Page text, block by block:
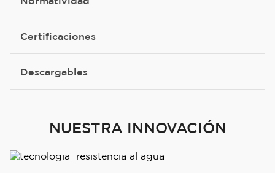
Certificaciones
Descargables
NUESTRA INNOVACIÓN